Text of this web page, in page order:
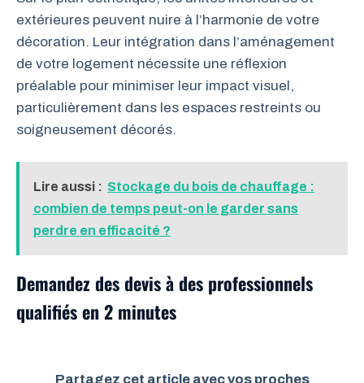
extérieures peuvent nuire à l’harmonie de votre
décoration. Leur intégration dans l’aménagement
de votre logement nécessite une réflexion
préalable pour minimiser leur impact visuel,
particulièrement dans les espaces restreints ou
soigneusement décorés.
Lire aussi : Stockage du bois de chauffage :
combien de temps peut-on le garder sans
perdre en efficacité ?
Demandez des devis à des professionnels
qualifiés en 2 minutes
Partagez cet article avec vos proches